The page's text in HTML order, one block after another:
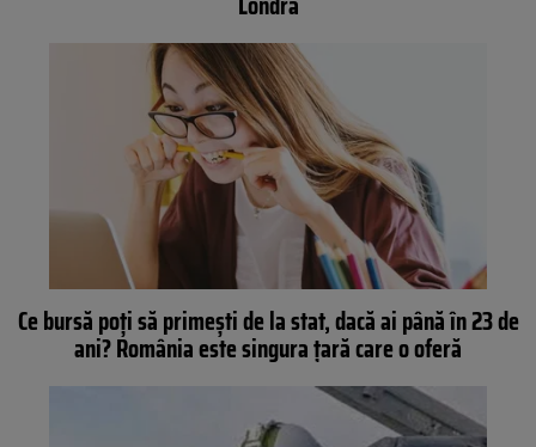
Ce bursă poți să primești de la stat, dacă ai până în 23 de
ani? România este singura țară care o oferă